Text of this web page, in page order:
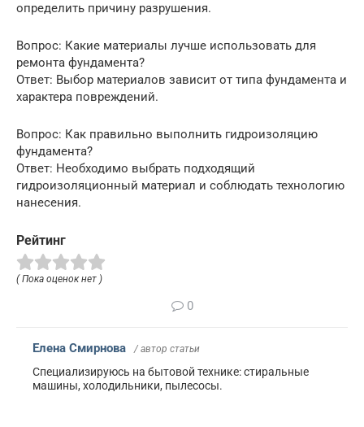
определить причину разрушения.
Вопрос: Какие материалы лучше использовать для
ремонта фундамента?
Ответ: Выбор материалов зависит от типа фундамента и
характера повреждений.
Вопрос: Как правильно выполнить гидроизоляцию
фундамента?
Ответ: Необходимо выбрать подходящий
гидроизоляционный материал и соблюдать технологию
нанесения.
Рейтинг
( Пока оценок нет )
0
Елена Смирнова / автор статьи
Специализируюсь на бытовой технике: стиральные
машины, холодильники, пылесосы.